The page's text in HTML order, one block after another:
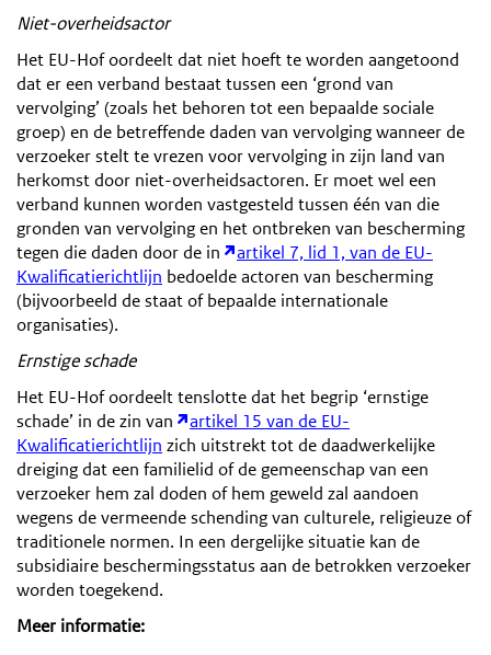
Niet-overheidsactor
Het EU-Hof oordeelt dat niet hoeft te worden aangetoond
dat er een verband bestaat tussen een ‘grond van
vervolging’ (zoals het behoren tot een bepaalde sociale
groep) en de betreffende daden van vervolging wanneer de
verzoeker stelt te vrezen voor vervolging in zijn land van
herkomst door niet-overheidsactoren. Er moet wel een
verband kunnen worden vastgesteld tussen één van die
gronden van vervolging en het ontbreken van bescherming
tegen die daden door de in
artikel 7, lid 1, van de EU-
Kwalificatierichtlijn bedoelde actoren van bescherming
(bijvoorbeeld de staat of bepaalde internationale
organisaties).
Ernstige schade
Het EU-Hof oordeelt tenslotte dat het begrip ‘ernstige
schade’ in de zin van
artikel 15 van de EU-
Kwalificatierichtlijn zich uitstrekt tot de daadwerkelijke
dreiging dat een familielid of de gemeenschap van een
verzoeker hem zal doden of hem geweld zal aandoen
wegens de vermeende schending van culturele, religieuze of
traditionele normen. In een dergelijke situatie kan de
subsidiaire beschermingsstatus aan de betrokken verzoeker
worden toegekend.
Meer informatie: